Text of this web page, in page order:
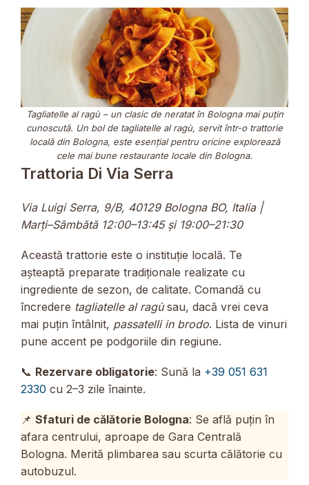
Tagliatelle al ragù – un clasic de neratat în Bologna mai puțin
cunoscută. Un bol de tagliatelle al ragù, servit într-o trattorie
locală din Bologna, este esențial pentru oricine explorează
cele mai bune restaurante locale din Bologna.
Trattoria Di Via Serra
Via Luigi Serra, 9/B, 40129 Bologna BO, Italia |
Marți–Sâmbătă 12:00–13:45 și 19:00–21:30
Această trattorie este o instituție locală. Te
așteaptă preparate tradiționale realizate cu
ingrediente de sezon, de calitate. Comandă cu
încredere tagliatelle al ragùsau, dacă vrei ceva
mai puțin întâlnit, passatelli in brodo. Lista de vinuri
pune accent pe podgoriile din regiune.
📞 Rezervare obligatorie: Sună la +39 051 631
2330 cu 2–3 zile înainte.
📌 Sfaturi de călătorie Bologna: Se află puțin în
afara centrului, aproape de Gara Centrală
Bologna. Merită plimbarea sau scurta călătorie cu
autobuzul.